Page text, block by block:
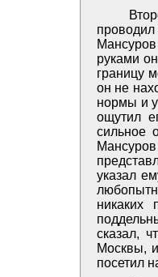
руками
границу
он не
нормы и
ощутил
сильное
указал
никаких
сказал,
Москвы,
посетил